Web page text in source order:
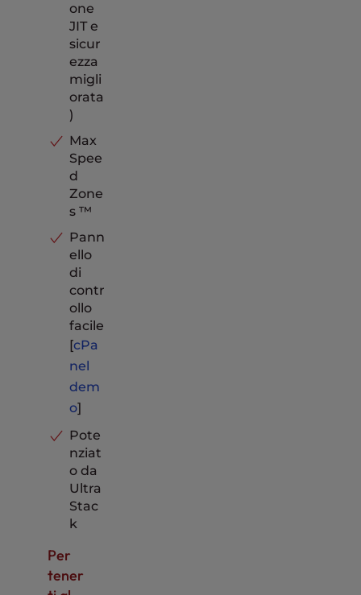
one
JIT e
sicur
ezza
migli
orata
)
Max
Spee
d
Zone
s ™
Pann
ello
di
contr
ollo
facile
[cPa
nel
dem
o]
Pote
nziat
o da
Ultra
Stac
k
Per
tener